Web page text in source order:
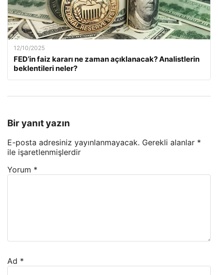
12/10/2025
FED’in faiz kararı ne zaman açıklanacak? Analistlerin
beklentileri neler?
Bir yanıt yazın
E-posta adresiniz yayınlanmayacak. Gerekli alanlar *
ile işaretlenmişlerdir
Yorum *
Ad *